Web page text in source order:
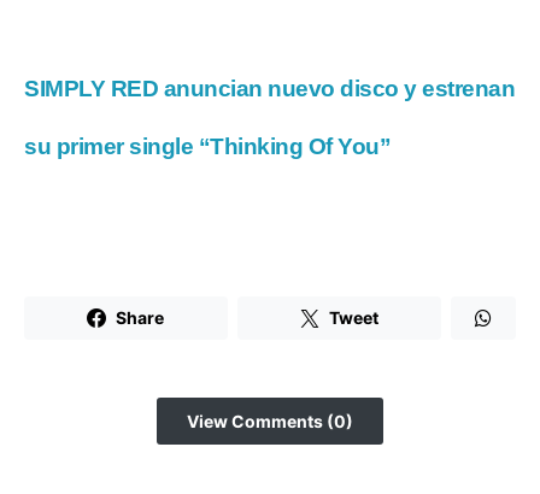
SIMPLY RED anuncian nuevo disco y estrenan
su primer single “Thinking Of You”
Share Tweet
View Comments (0)